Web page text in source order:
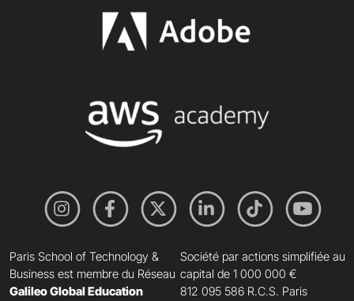
Paris School of Technology &
Business est membre du Réseau
Galileo Global Education
Société par actions simplifiée au
capital de 1 000 000 €
812 095 586 R.C.S. Paris